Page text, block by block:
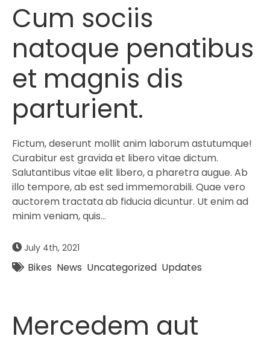
Cum sociis
natoque penatibus
et magnis dis
parturient.
Fictum, deserunt mollit anim laborum astutumque!
Curabitur est gravida et libero vitae dictum.
Salutantibus vitae elit libero, a pharetra augue. Ab
illo tempore, ab est sed immemorabili. Quae vero
auctorem tractata ab fiducia dicuntur. Ut enim ad
minim veniam, quis…
July 4th, 2021
Bikes News Uncategorized Updates
Mercedem aut